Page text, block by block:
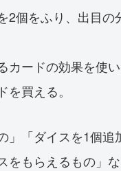
2個をふり、出目
ードの効果を使
買える。
「ダイスを1個
もらえるもの」な